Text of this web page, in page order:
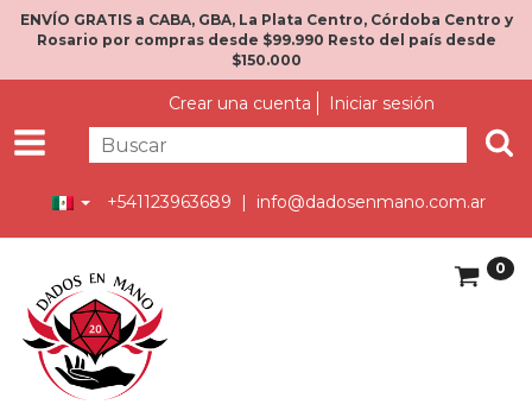
ENVÍO GRATIS a CABA, GBA, La Plata Centro, Córdoba Centro y
Rosario por compras desde $99.990 Resto del país desde
$150.000
Crear una cuenta Iniciar sesión
+541123963689 | info@dadosenmano.com.ar
0